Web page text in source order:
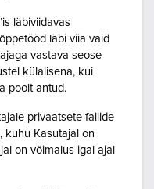
läbiviidavas
läbi viia vaid
vastava seose
külalisena, kui
poolt antud.
privaatsete failide
kuhu Kasutajal on
on võimalus igal ajal